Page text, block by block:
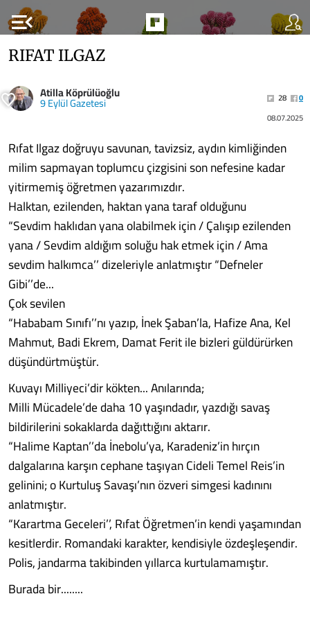
menu_open
RIFAT ILGAZ
Atilla Köprülüoğlu
9 Eylül Gazetesi 28
0
08.07.2025
Rıfat Ilgaz doğruyu savunan, tavizsiz, aydın kimliğinden
milim sapmayan toplumcu çizgisini son nefesine kadar
yitirmemiş öğretmen yazarımızdır.
Halktan, ezilenden, haktan yana taraf olduğunu
“Sevdim haklıdan yana olabilmek için / Çalışıp ezilenden
yana / Sevdim aldığım soluğu hak etmek için / Ama
sevdim halkımca’’ dizeleriyle anlatmıştır “Defneler
Gibi’’de...
Çok sevilen
“Hababam Sınıfı’’nı yazıp, İnek Şaban’la, Hafize Ana, Kel
Mahmut, Badi Ekrem, Damat Ferit ile bizleri güldürürken
düşündürtmüştür.
Kuvayı Milliyeci’dir kökten... Anılarında;
Milli Mücadele’de daha 10 yaşındadır, yazdığı savaş
bildirilerini sokaklarda dağıttığını aktarır.
“Halime Kaptan’’da İnebolu’ya, Karadeniz’in hırçın
dalgalarına karşın cephane taşıyan Cideli Temel Reis’in
gelinini; o Kurtuluş Savaşı’nın özveri simgesi kadınını
anlatmıştır.
“Karartma Geceleri’’, Rıfat Öğretmen’in kendi yaşamından
kesitlerdir. Romandaki karakter, kendisiyle özdeşleşendir.
Polis, jandarma takibinden yıllarca kurtulamamıştır.
Burada bir........